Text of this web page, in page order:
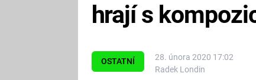
OSTATNÍ
28. února 2020 17:02
Radek Londin
hrají s